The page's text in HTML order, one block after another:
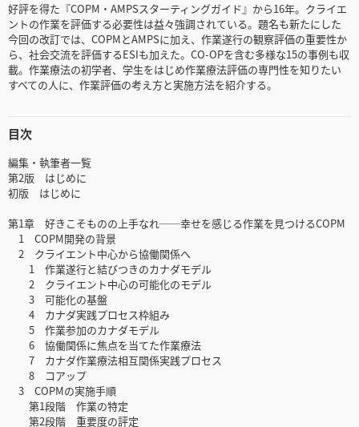
好評を得た『COPM・AMPSスターティングガイド』から16年。クライエ
ントの作業を評価する必要性は益々強調されている。題名も新たにした
今回の改訂では、COPMとAMPSに加え、作業遂行の観察評価の重要性か
ら、社会交流を評価するESIも加えた。CO-OPを含む多様な15の事例も収
載。作業療法の初学者、学生をはじめ作業療法評価の専門性を知りたい
すべての人に、作業評価の考え方と実施方法を紹介する。
目次
編集・執筆者一覧
第2版 はじめに
初版 はじめに
第1章 好きこそものの上手なれ──幸せを感じる作業を見つけるCOPM
1 COPM開発の背景
2 クライエント中心から協働関係へ
1 作業遂行と結びつきのカナダモデル
2 クライエント中心の可能化のモデル
3 可能化の基盤
4 カナダ実践プロセス枠組み
5 作業参加のカナダモデル
6 協働関係に焦点を当てた作業療法
7 カナダ作業療法相互関係実践プロセス
8 コアップ
3 COPMの実施手順
第1段階 作業の特定
第2段階 重要度の評定